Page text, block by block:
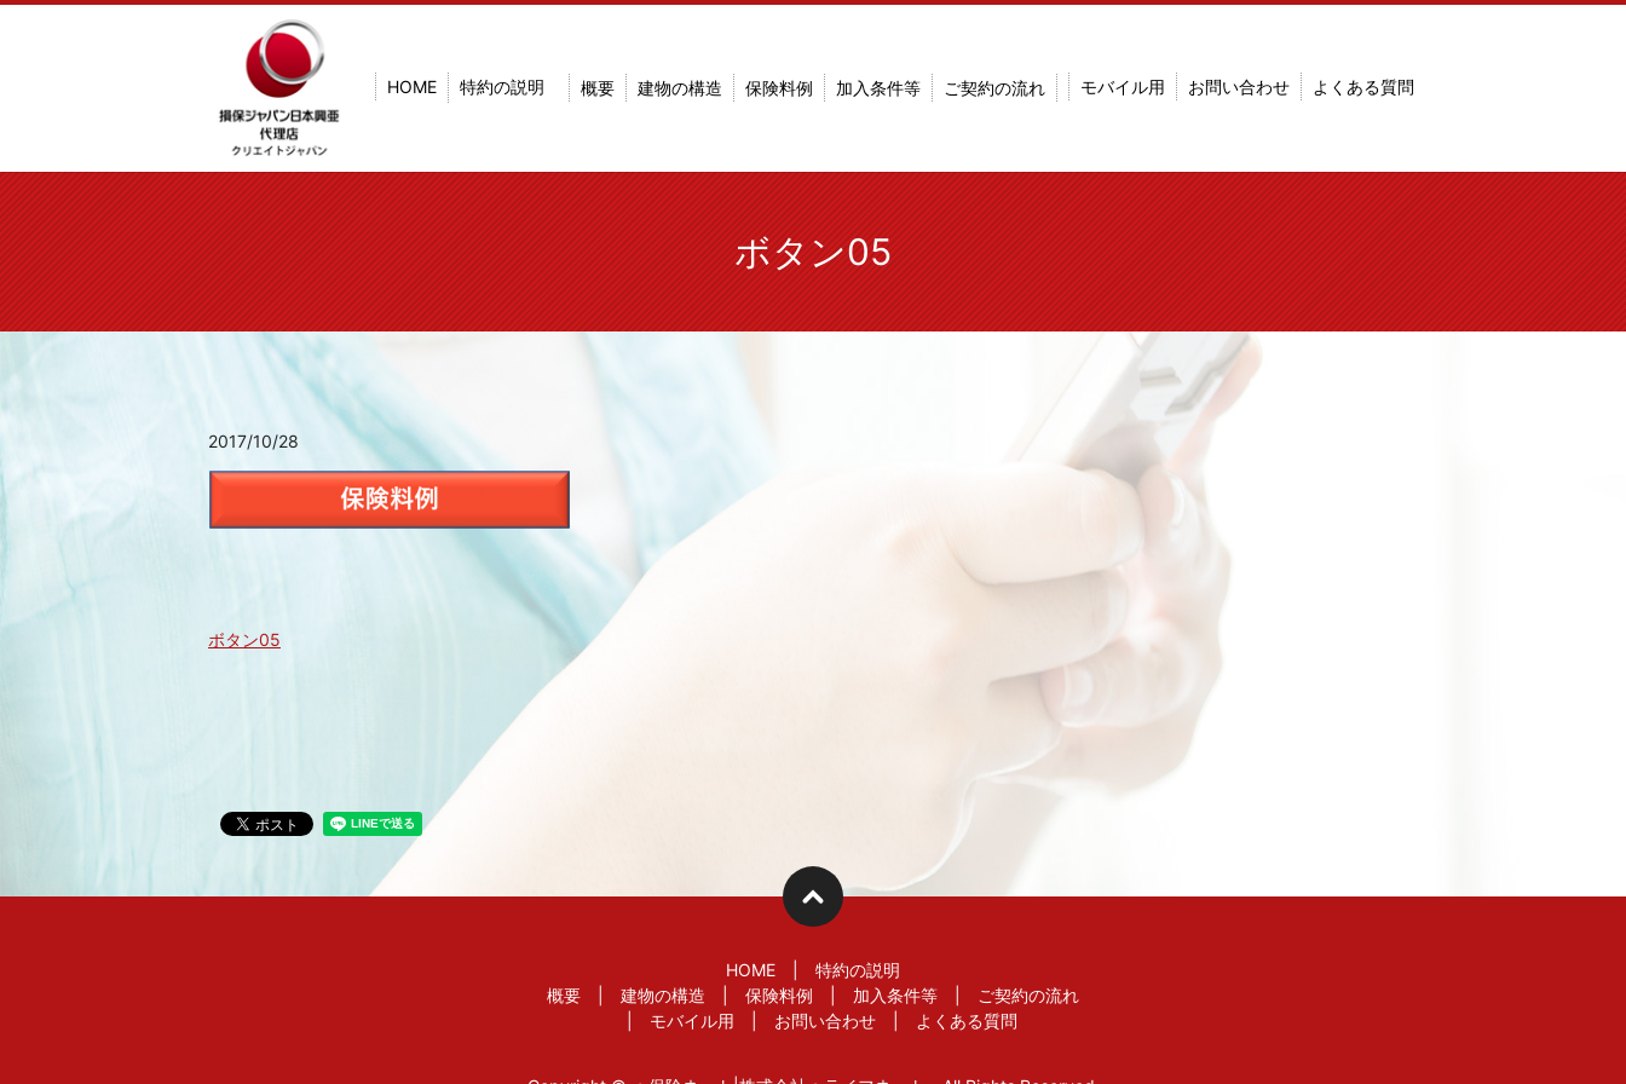
HOME 特約の説明 概要 建物の構造 保険料例 加入条件等 ご契約の流れ モバイル用 お問い合わせ よくある質問
ボタン05
2017/10/28
ボタン05
HOME
特約の説明
概要
建物の構造 保険料例 加入条件等
ご契約の流れ
モバイル用
お問い合わせ よくある質問